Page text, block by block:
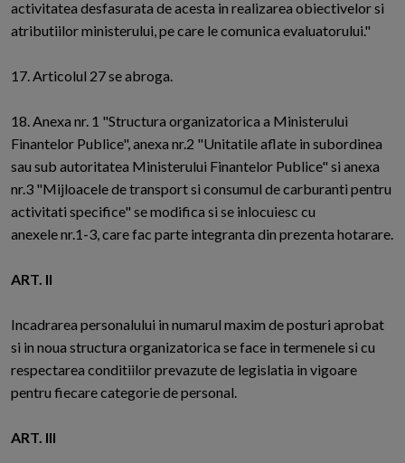
activitatea desfasurata de acesta in realizarea obiectivelor si
atributiilor ministerului, pe care le comunica evaluatorului."
17. Articolul 27 se abroga.
18. Anexa nr. 1 "Structura organizatorica a Ministerului
Finantelor Publice", anexa nr.2 "Unitatile aflate in subordinea
sau sub autoritatea Ministerului Finantelor Publice" si anexa
nr.3 "Mijloacele de transport si consumul de carburanti pentru
activitati specifice" se modifica si se inlocuiesc cu
anexele nr.1-3, care fac parte integranta din prezenta hotarare.
ART. II
Incadrarea personalului in numarul maxim de posturi aprobat
si in noua structura organizatorica se face in termenele si cu
respectarea conditiilor prevazute de legislatia in vigoare
pentru fiecare categorie de personal.
ART. III